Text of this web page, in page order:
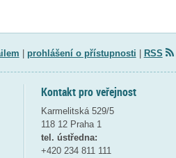
prohlášení o přístupnosti RSS
Kontakt pro veřejnost
Karmelitská 529/5
118 12 Praha 1
tel. ústředna:
+420 234 811 111